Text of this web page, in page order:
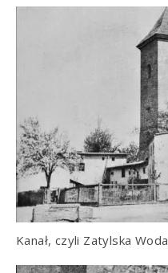
Kanał, czyli Zatylska Woda